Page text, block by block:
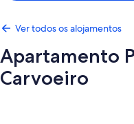
Ver todos os alojamentos
Apartamento
Carvoeiro